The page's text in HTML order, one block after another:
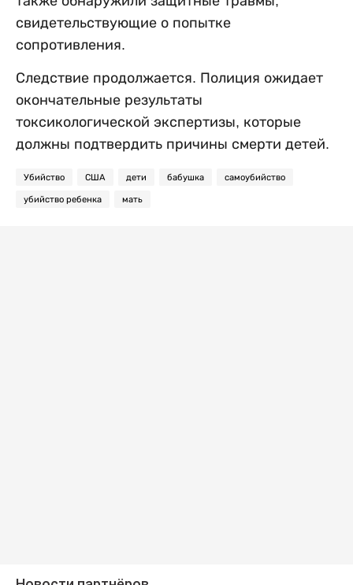
свидетельствующие о попытке
сопротивления.
Следствие продолжается. Полиция ожидает
окончательные результаты
токсикологической экспертизы, которые
должны подтвердить причины смерти детей.
Убийство США дети бабушка самоубийство
убийство ребенка мать